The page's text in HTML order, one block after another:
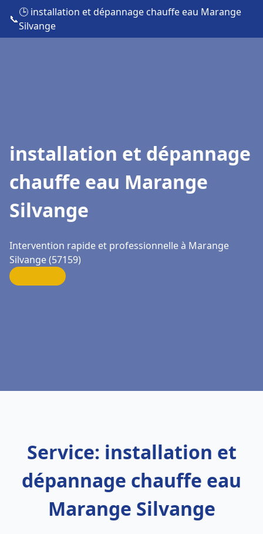
📞
🕒 installation et dépannage chauffe eau Marange
Silvange
installation et dépannage
chauffe eau Marange
Silvange
Intervention rapide et professionnelle à Marange
Silvange (57159)
Service: installation et
dépannage chauffe eau
Marange Silvange